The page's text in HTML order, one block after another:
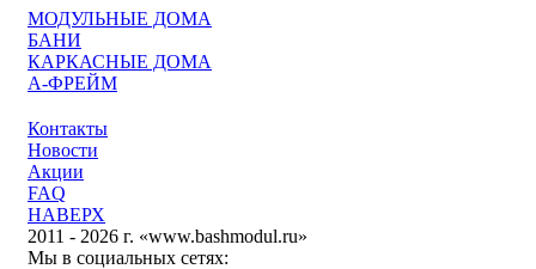
Контакты
Новости
Акции
FAQ
НАВЕРХ
2011 - 2026 г. «www.bashmodul.ru»
МОДУЛЬНЫЕ ДОМА
БАНИ
КАРКАСНЫЕ ДОМА
А-ФРЕЙМ
Мы в социальных сетях: